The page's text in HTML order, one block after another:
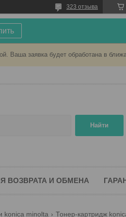
323 отзыва
Ваша заявка будет обработана в
Найти
ВОЗВРАТА И ОБМЕНА
konica minolta